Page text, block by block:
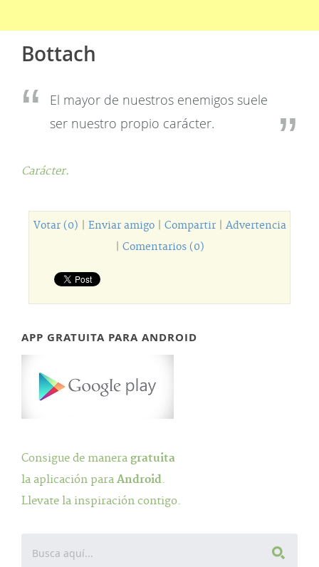
Bottach
El mayor de nuestros enemigos suele
ser nuestro propio carácter.
Carácter.
Votar (0) Enviar amigo| Compartir| Advertencia
Comentarios (0)
APP GRATUITA PARA ANDROID
Consigue de manera gratuita
la aplicación para Android.
Llevate la inspiración contigo.